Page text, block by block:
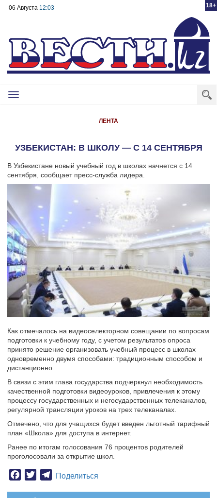
18+
06 Августа 12:03
Toggle
ЛЕНТА
УЗБЕКИСТАН: В ШКОЛУ — С 14 СЕНТЯБРЯ
В Узбекистане новый учебный год в школах начнется с 14
сентября, сообщает пресс-служба лидера.
Как отмечалось на видеоселекторном совещании по вопросам
подготовки к учебному году, с учетом результатов опроса
принято решение организовать учебный процесс в школах
одновременно двумя способами: традиционным способом и
дистанционно.
В связи с этим глава государства подчеркнул необходимость
качественной подготовки видеоуроков, привлечения к этому
процессу государственных и негосударственных телеканалов,
регулярной трансляции уроков на трех телеканалах.
Отмечено, что для учащихся будет введен льготный тарифный
план «Школа» для доступа в интернет.
Ранее по итогам голосования 76 процентов родителей
проголосовали за открытие школ.
Facebook
TwitterTelegram
Поделиться